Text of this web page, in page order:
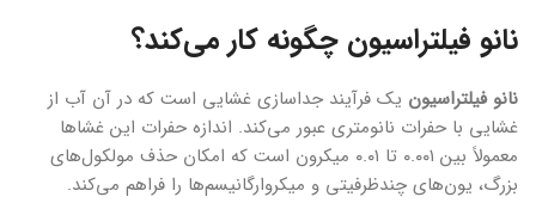
نانو فیلتراسیون چگونه کار می‌کند؟
نانو فیلتراسیون یک فرآیند جداسازی غشایی است که در آن آب از
غشایی با حفرات نانومتری عبور می‌کند. اندازه حفرات این غشاها
معمولاً بین ۰.۰۰۱ تا ۰.۰۱ میکرون است که امکان حذف مولکول‌های
بزرگ، یون‌های چندظرفیتی و میکروارگانیسم‌ها را فراهم می‌کند.